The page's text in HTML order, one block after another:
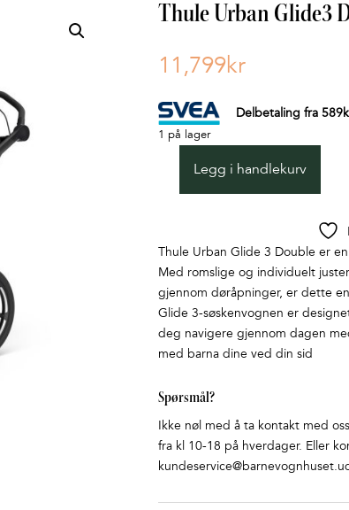
Thule Urban Glide3
11,799kr
Delbetaling fra 589
1 på lager
Urban
Black
antall
Legg i handlekurv
Thule Urban Glide 3 Double er
Med romslige og individuelt
gjennom døråpninger, er dette
Glide 3-søskenvognen er
deg navigere gjennom dagen
med barna dine ved din sid
Spørsmål?
Ikke nøl med å ta kontakt med
fra kl 10-18 på hverdager. Eller